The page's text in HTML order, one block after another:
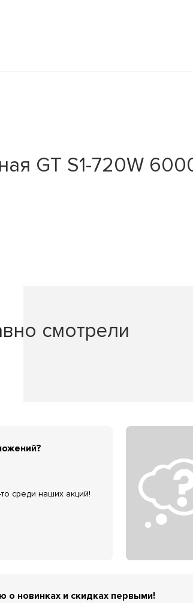
GT S1-720W
смотрели
среди наших акций!
о новинках и скидках первыми!